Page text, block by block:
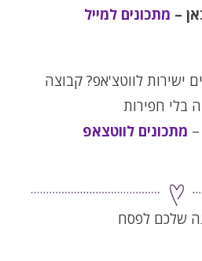
– מתכונים למייל
ישירות לווטצ'אפ? קבוצה
בלי חפירות
מתכונים לווטצאפ
שלכם לפסח